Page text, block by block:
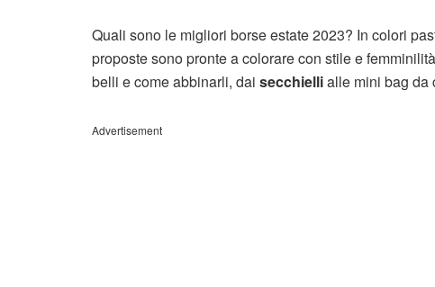
Quali sono le migliori borse estate 2023? In colori
proposte sono pronte a colorare con stile e
belli e come abbinarli, dai secchiellialle mini bag da
Advertisement